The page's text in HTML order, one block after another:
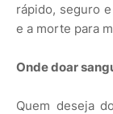
rápido, seguro
e a morte para
Onde doar
Quem deseja